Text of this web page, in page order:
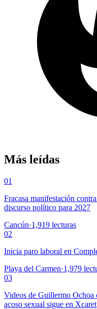
Más leídas
01
Fracasa manifestación
discurso político para 2027
Cancún·1,919 lecturas
02
Inicia paro laboral en
Playa del Carmen·1,979
03
Videos de Guillermo Ochoa
acoso sexual sigue en Xcaret